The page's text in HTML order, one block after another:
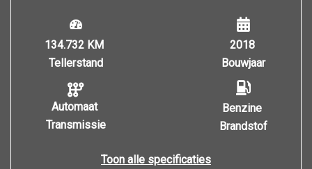
134.732 KM
Tellerstand
Automaat
Transmissie
2018
Bouwjaar
Benzine
Brandstof
Toon alle specificaties